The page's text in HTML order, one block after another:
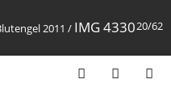
20/62
2011 / IMG 4330